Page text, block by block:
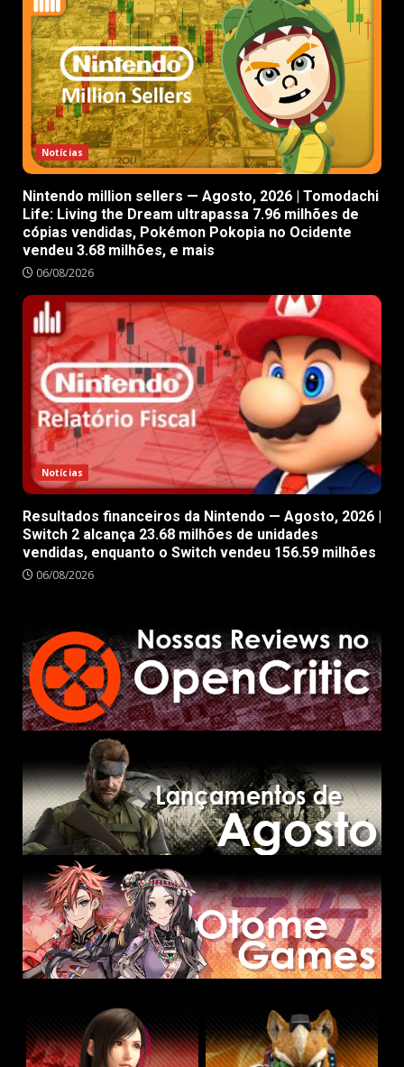
Notícias
Nintendo million sellers — Agosto, 2026 | Tomodachi
Life: Living the Dream ultrapassa 7.96 milhões de
cópias vendidas, Pokémon Pokopia no Ocidente
vendeu 3.68 milhões, e mais
06/08/2026
Notícias
Resultados financeiros da Nintendo — Agosto, 2026 |
Switch 2 alcança 23.68 milhões de unidades
vendidas, enquanto o Switch vendeu 156.59 milhões
06/08/2026